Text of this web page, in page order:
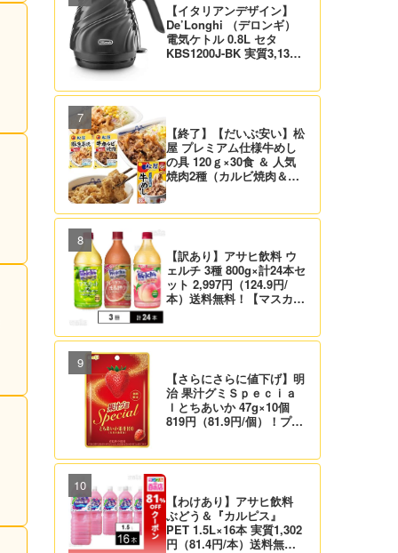
【イタリアンデザイン】
De’Longhi （デロンギ）
電気ケトル 0.8L セタ
KBS1200J-BK 実質3,132
【終了】【だいぶ安い】松
屋 プレミアム仕様牛めし
の具 120ｇ×30食 ＆ 人気
焼肉2種（カルビ焼肉＆生
料！
【訳あり】アサヒ飲料 ウ
ェルチ 3種 800g×計24本セ
ット 2,997円（124.9円/
本）送料無料！【マスカッ
【さらにさらに値下げ】明
治 果汁グミＳｐｅｃｉａ
ｌとちあいか 47g×10個
819円（81.9円/個）！プラ
【わけあり】アサヒ飲料
ぶどう＆『カルピス』
PET 1.5L×16本 実質1,302
円（81.4円/本）送料無料